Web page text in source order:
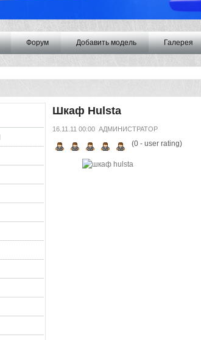
Форум Добавить модель Галерея
Шкаф Hulsta
16.11.11 00:00 АДМИНИСТРАТОР
(0- user rating)